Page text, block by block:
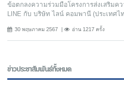
ข้อตกลงความร่วมมือโครงการส่งเสริม
LINE กับ บริษัท ไลน์ คอมพานี (ประเทศไ
30 พฤษภาคม 2567 อ่าน 1217 ครั้ง
ข่าวประชาสัมพันธ์ทั้งหมด